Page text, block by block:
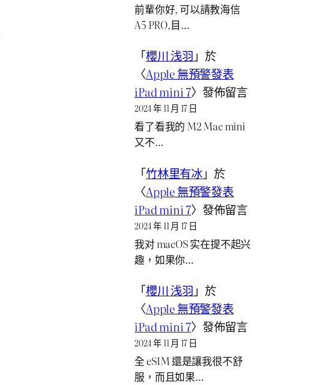
前輩你好, 可以請教海信
A5 PRO,目…
「櫻川 浅羽 」於
〈Apple 無預警發表
iPad mini 7〉發佈留言
2024 年 11 月 17 日
看了看我的 M2 Mac mini
又不…
「竹林里有冰」於
〈Apple 無預警發表
iPad mini 7〉發佈留言
2024 年 11 月 17 日
我对 macOS 实在提不起兴
趣，如果你…
「櫻川 浅羽 」於
〈Apple 無預警發表
iPad mini 7〉發佈留言
2024 年 11 月 17 日
全 eSIM 還是讓我很不舒
服，而且如果…